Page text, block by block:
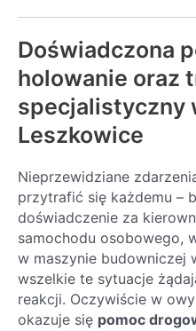
Doświadczona
holowanie oraz
specjalistyczny
Leszkowice
Nieprzewidziane
przytrafić się każdemu –
doświadczenie za
samochodu osobowego,
w maszynie budowniczej
wszelkie te sytuacje
reakcji. Oczywiście w
okazuje się pomoc